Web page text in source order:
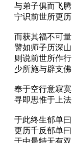
弟子俱而飞腾
识前世所更历
获其福不可量
如师子历深山
说前世所作行
所施与辟支佛
于空行意寂寞
即思惟于上法
此终生郁单曰
历千反郁单曰
中最特无有双